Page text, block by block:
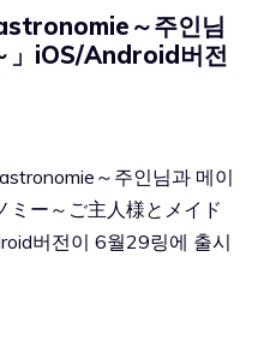
～주인님
」iOS/Android버전
～주인님과 메이
ミー～ご主人様とメイド
버전이 6월29링에 출시